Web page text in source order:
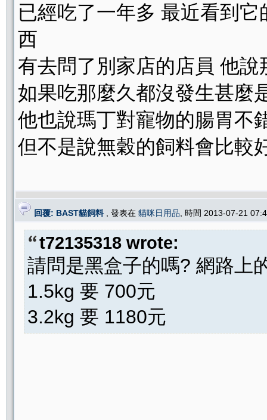
已經吃了一年多 最近看到
西
有去問了別家店的店員 他說
如果吃那麼久都沒發生甚麼
他也說瑪丁對寵物的腸胃不
但不是說無穀的飼料會比較
回覆: BAST貓飼料 , 發表在 貓咪日用品 , 時間 2013-07-21
t72135318 wrote:
請問是黑盒子的嗎? 網路上
1.5kg 要 700元
3.2kg 要 1180元